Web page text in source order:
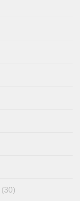
(30)